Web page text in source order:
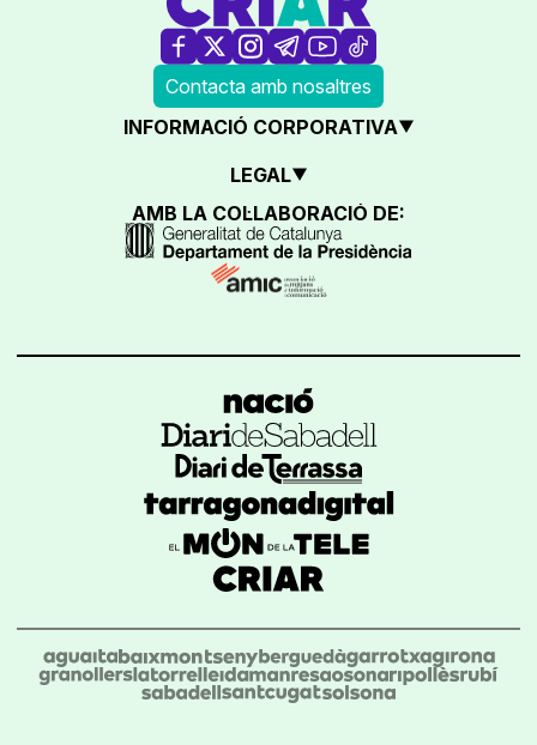
Contacta amb nosaltres
INFORMACIÓ CORPORATIVA
LEGAL
AMB LA COL·LABORACIÓ DE: